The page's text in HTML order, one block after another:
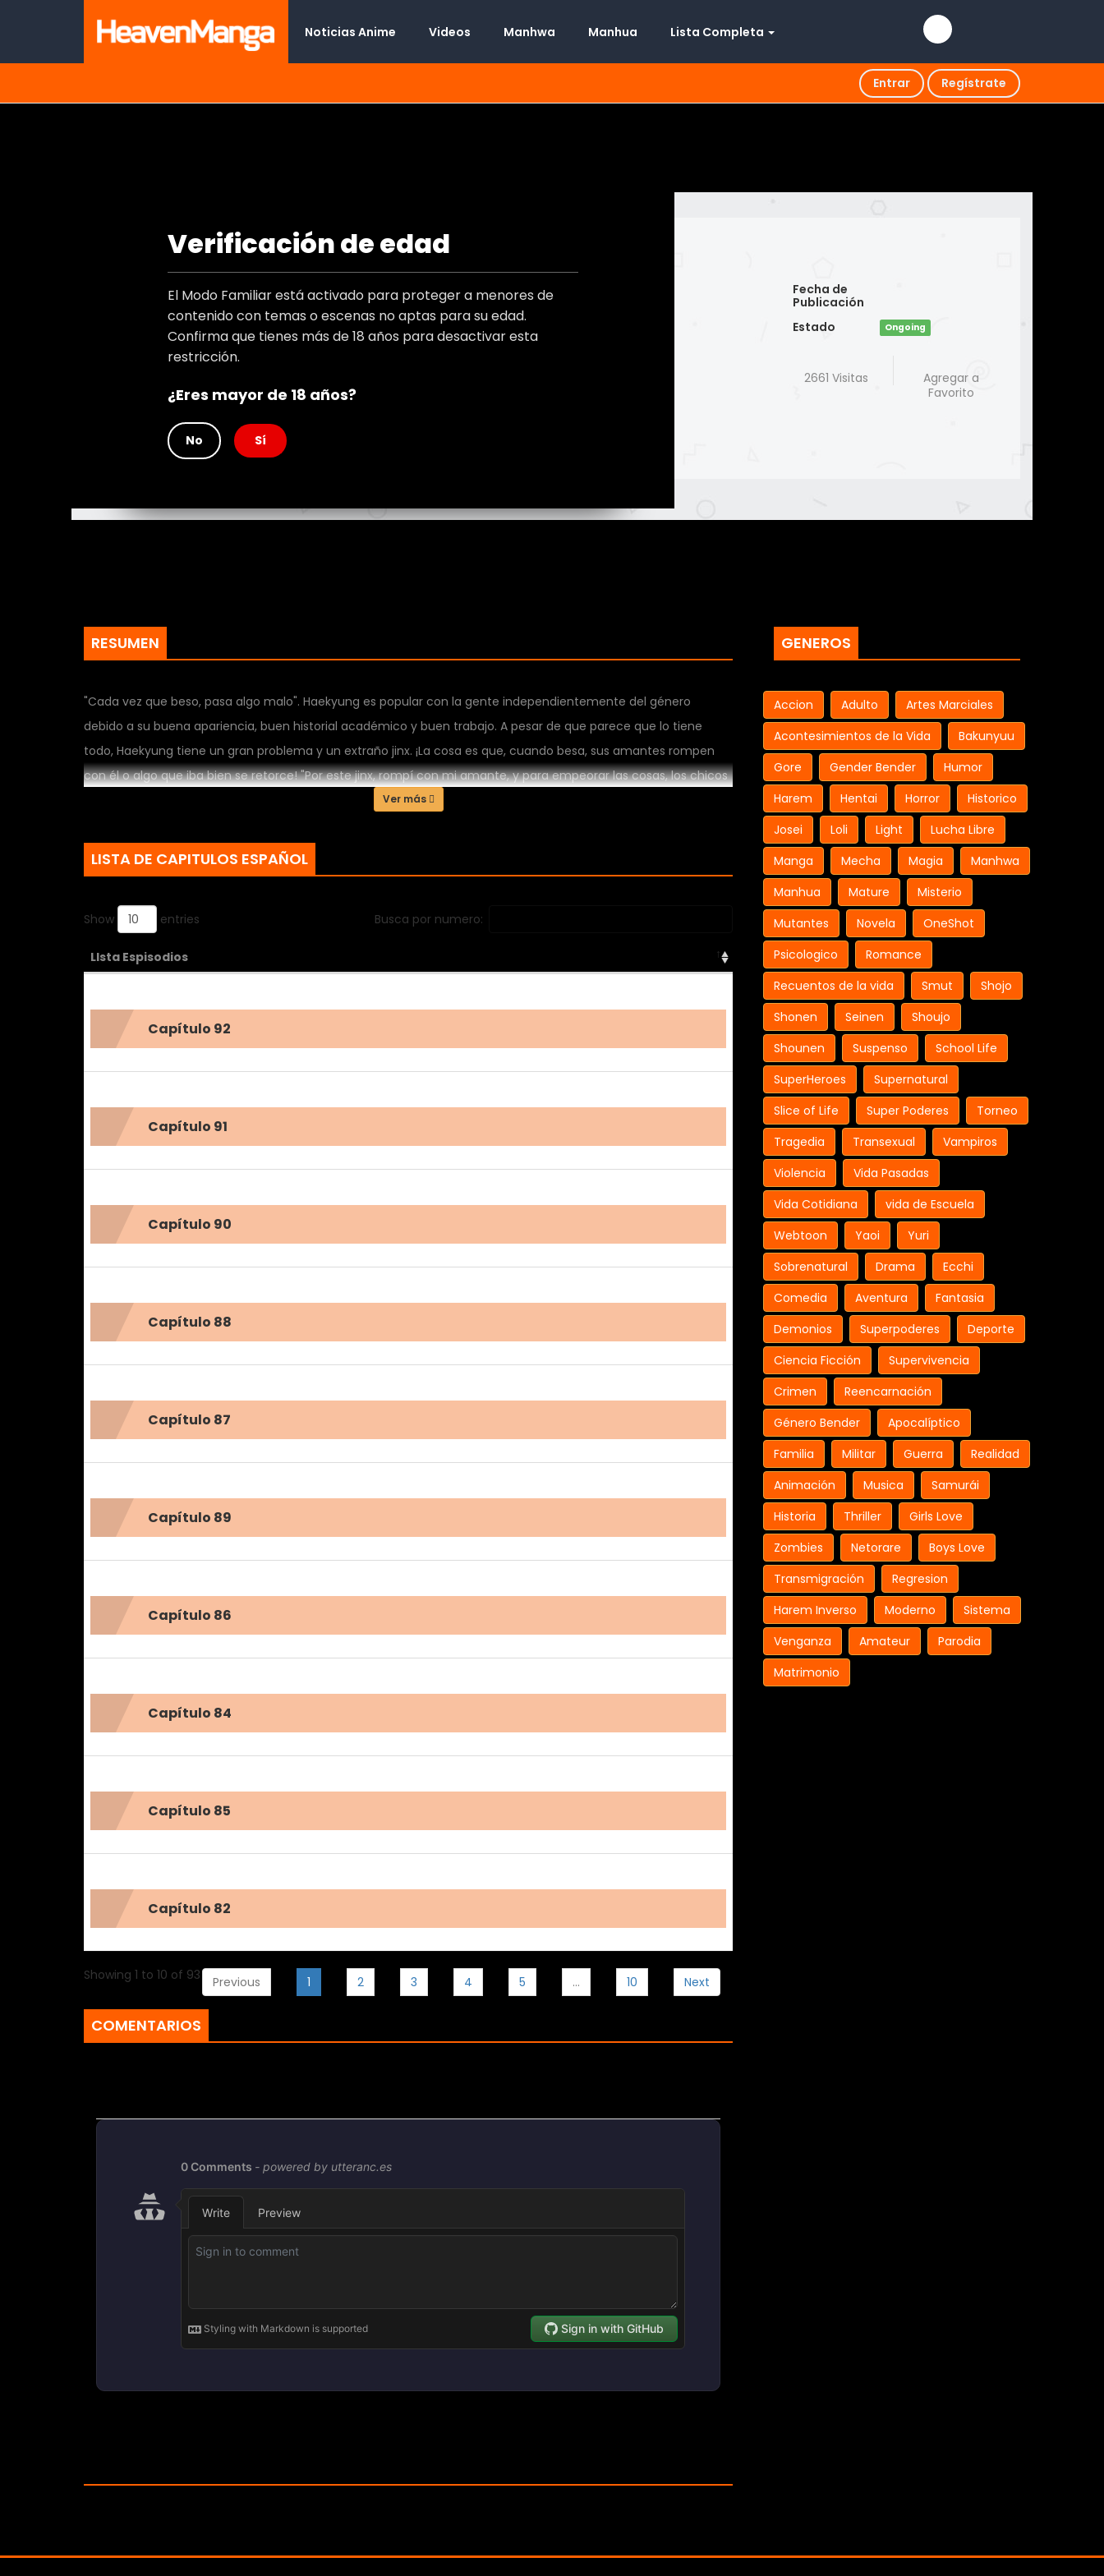
Noticias Anime Videos Manhwa Manhua Lista Completa
Entrar Regístrate
Verificación de edad
El Modo Familiar está activado para proteger a menores de
contenido con temas o escenas no aptas para su edad.
Confirma que tienes más de 18 años para desactivar esta
restricción.
¿Eres mayor de 18 años?
No Sí
Type
Manhwa
Titulo Alt
Desconocido
Autor(es)
Desconocido
Artist(s)
Desconocido
Fecha de
Publicación
Estado
Ongoing
2661 Visitas
Agregar a
Favorito
RESUMEN
"Cada vez que beso, pasa algo malo". Haekyung es popular con la gente independientemente del género
debido a su buena apariencia, buen historial académico y buen trabajo. A pesar de que parece que lo tiene
todo, Haekyung tiene un gran problema y un extraño jinx. ¡La cosa es que, cuando besa, sus amantes rompen
con él o algo que iba bien se retorce! "Por este jinx, rompí con mi amante, y para empeorar las cosas, los chicos
que me rodean son todos extraños"... ¿Será Haekyung capaz de superar el jinx y tener un amor adecuado?
Ver más
LISTA DE CAPITULOS ESPAÑOL
Show entries Busca por numero:
LIsta Espisodios
Capítulo 92
Capítulo 91
Capítulo 90
Capítulo 88
Capítulo 87
Capítulo 89
Capítulo 86
Capítulo 84
Capítulo 85
Capítulo 82
Showing 1 to 10 of 93 entries
Previous 1 2 3 4 5 … 10 Next
COMENTARIOS
GENEROS
Accion Adulto
Artes Marciales
Acontesimientos de la Vida
Bakunyuu
Gore
Gender Bender
Humor
Harem
Hentai Horror
Historico
Josei
Loli Light
Lucha Libre
Manga
Mecha Magia
Manhwa
Manhua
Mature
Misterio
Mutantes
Novela
OneShot
Psicologico
Romance
Recuentos de la vida
Smut
Shojo
Shonen
Seinen
Shoujo
Shounen
Suspenso
School Life
SuperHeroes
Supernatural
Slice of Life
Super Poderes
Torneo
Tragedia
Transexual
Vampiros
Violencia
Vida Pasadas
Vida Cotidiana
vida de Escuela
Webtoon
Yaoi
Yuri
Sobrenatural
Drama
Ecchi
Comedia
Aventura
Fantasia
Demonios
Superpoderes
Deporte
Ciencia Ficción
Supervivencia
Crimen
Reencarnación
Género Bender
Apocalíptico
Familia
Militar Guerra
Realidad
Animación
Musica
Samurái
Historia
Thriller
Girls Love
Zombies
Netorare
Boys Love
Transmigración
Regresion
Harem Inverso
Moderno
Sistema
Venganza
Amateur
Parodia
Matrimonio